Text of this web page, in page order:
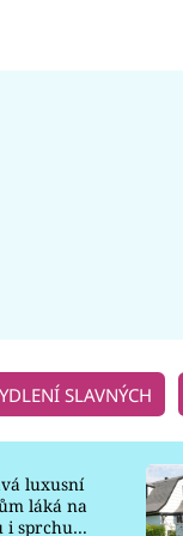
SLAVNÝCH
luxusní
láká na
i sprchu